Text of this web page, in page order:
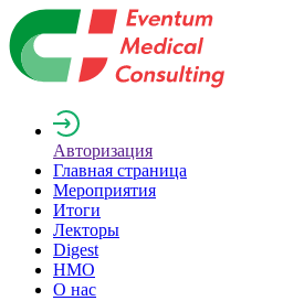
Авторизация
Главная страница
Мероприятия
Итоги
Лекторы
Digest
НМО
О нас